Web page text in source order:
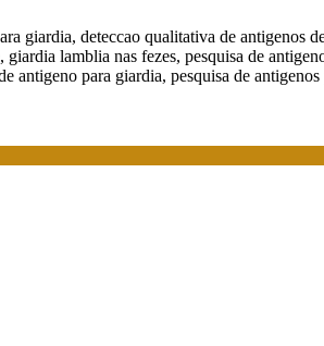
giardia, deteccao qualitativa de antigenos
lamblia nas fezes, pesquisa de
antigeno para giardia, pesquisa de